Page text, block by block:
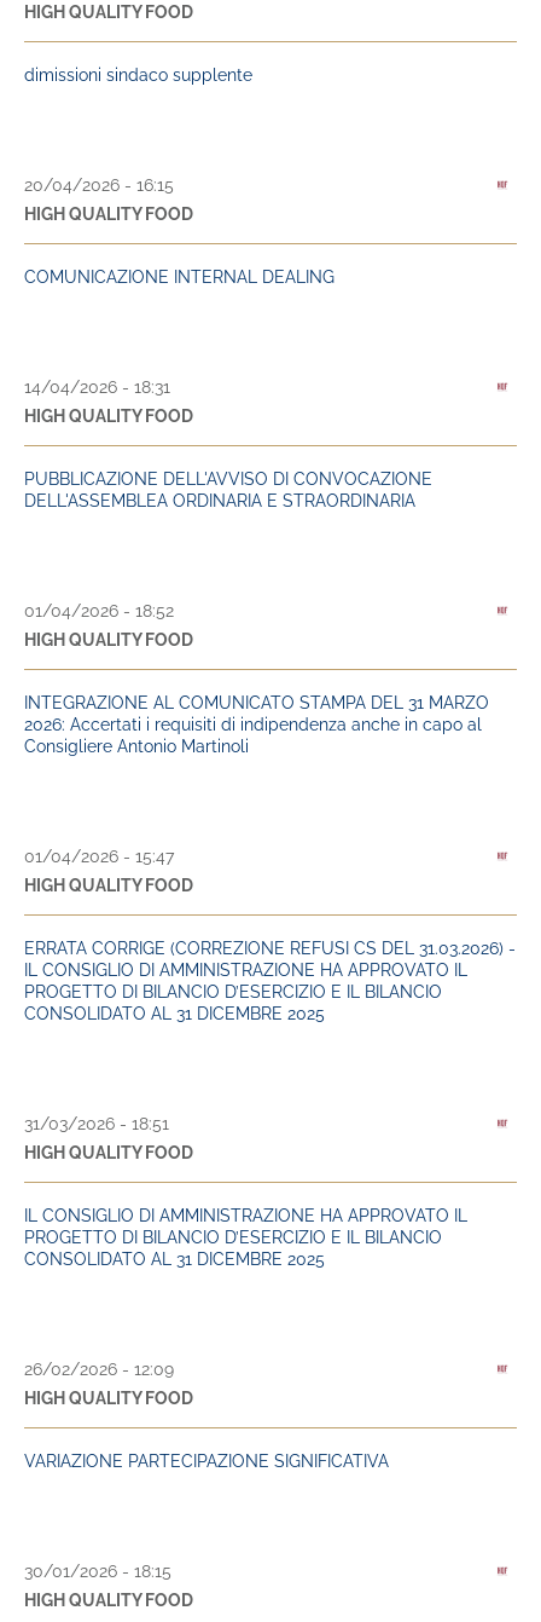
HIGH QUALITY FOOD
dimissioni sindaco supplente
20/04/2026 - 16:15
HIGH QUALITY FOOD
COMUNICAZIONE INTERNAL DEALING
14/04/2026 - 18:31
HIGH QUALITY FOOD
PUBBLICAZIONE DELL'AVVISO DI CONVOCAZIONE
DELL'ASSEMBLEA ORDINARIA E STRAORDINARIA
01/04/2026 - 18:52
HIGH QUALITY FOOD
INTEGRAZIONE AL COMUNICATO STAMPA DEL 31 MARZO
2026: Accertati i requisiti di indipendenza anche in capo al
Consigliere Antonio Martinoli
01/04/2026 - 15:47
HIGH QUALITY FOOD
ERRATA CORRIGE (CORREZIONE REFUSI CS DEL 31.03.2026) -
IL CONSIGLIO DI AMMINISTRAZIONE HA APPROVATO IL
PROGETTO DI BILANCIO D’ESERCIZIO E IL BILANCIO
CONSOLIDATO AL 31 DICEMBRE 2025
31/03/2026 - 18:51
HIGH QUALITY FOOD
IL CONSIGLIO DI AMMINISTRAZIONE HA APPROVATO IL
PROGETTO DI BILANCIO D’ESERCIZIO E IL BILANCIO
CONSOLIDATO AL 31 DICEMBRE 2025
26/02/2026 - 12:09
HIGH QUALITY FOOD
VARIAZIONE PARTECIPAZIONE SIGNIFICATIVA
30/01/2026 - 18:15
HIGH QUALITY FOOD